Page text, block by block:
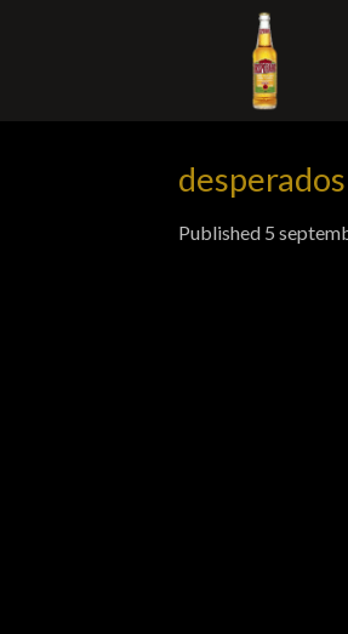
desperados
Published 5